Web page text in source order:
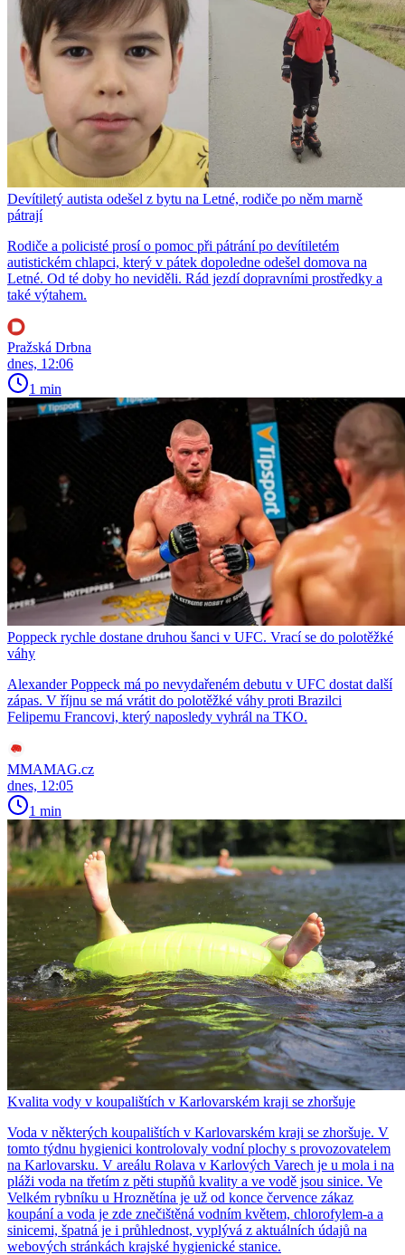
Devítiletý autista odešel z bytu na Letné, rodiče po něm marně
pátrají
Rodiče a policisté prosí o pomoc při pátrání po devítiletém
autistickém chlapci, který v pátek dopoledne odešel domova na
Letné. Od té doby ho neviděli. Rád jezdí dopravními prostředky a
také výtahem.
Pražská Drbna
dnes, 12:06
1 min
Poppeck rychle dostane druhou šanci v UFC. Vrací se do polotěžké
váhy
Alexander Poppeck má po nevydařeném debutu v UFC dostat další
zápas. V říjnu se má vrátit do polotěžké váhy proti Brazilci
Felipemu Francovi, který naposledy vyhrál na TKO.
MMAMAG.cz
dnes, 12:05
1 min
Kvalita vody v koupalištích v Karlovarském kraji se zhoršuje
Voda v některých koupalištích v Karlovarském kraji se zhoršuje. V
tomto týdnu hygienici kontrolovaly vodní plochy s provozovatelem
na Karlovarsku. V areálu Rolava v Karlových Varech je u mola i na
pláži voda na třetím z pěti stupňů kvality a ve vodě jsou sinice. Ve
Velkém rybníku u Hroznětína je už od konce července zákaz
koupání a voda je zde znečištěná vodním květem, chlorofylem-a a
sinicemi, špatná je i průhlednost, vyplývá z aktuálních údajů na
webových stránkách krajské hygienické stanice.